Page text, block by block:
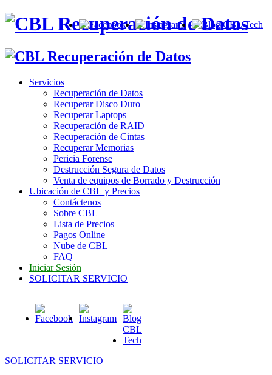
Servicios
Recuperación de Datos
Recuperar Disco Duro
Recuperar Laptops
Recuperación de RAID
Recuperación de Cintas
Recuperar Memorias
Pericia Forense
Destrucción Segura de Datos
Venta de equipos de Borrado y Destrucción
Ubicación de CBL y Precios
Contáctenos
Sobre CBL
Lista de Precios
Pagos Online
Nube de CBL
FAQ
Iniciar Sesión
SOLICITAR SERVICIO
SOLICITAR SERVICIO